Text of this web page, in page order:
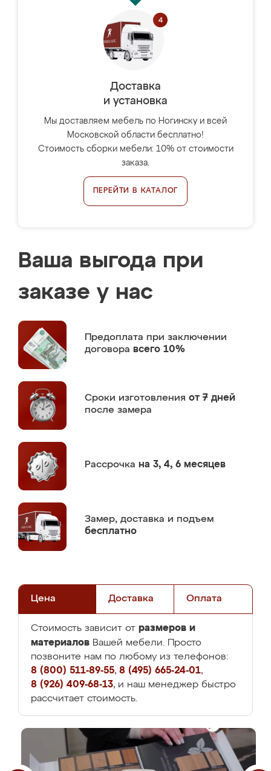
Доставка
и установка
Мы доставляем мебель по Ногинску и всей
Московской области бесплатно!
Стоимость сборки мебели: 10% от стоимости
заказа.
ПЕРЕЙТИ В КАТАЛОГ
Ваша выгода при
заказе у нас
Предоплата при заключении
договора всего 10%
Сроки изготовления от 7 дней
после замера
Рассрочка на 3, 4, 6 месяцев
Замер, доставка и подъем
бесплатно
Цена Доставка Оплата
Стоимость зависит от размеров и
материалов Вашей мебели. Просто
позвоните нам по любому из телефонов:
8 (800) 511-89-55, 8 (495) 665-24-01,
8 (926) 409-68-13, и наш менеджер быстро
рассчитает стоимость.